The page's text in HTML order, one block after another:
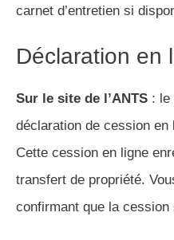
carnet d’entretien si
Déclaration en
Sur le site de l’ANTS : le
déclaration de cession
Cette cession en ligne
transfert de propriété.
confirmant que la